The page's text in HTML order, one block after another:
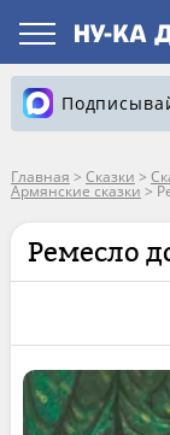
Главная > Сказки >
Армянские сказки >
Ремесло